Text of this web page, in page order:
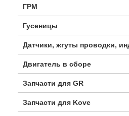
ГРМ
Гусеницы
Датчики, жгуты проводки,
Двигатель в сборе
Запчасти для GR
Запчасти для Kove